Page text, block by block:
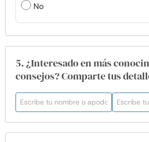
No
5. ¿Interesado en más
consejos? Comparte tus